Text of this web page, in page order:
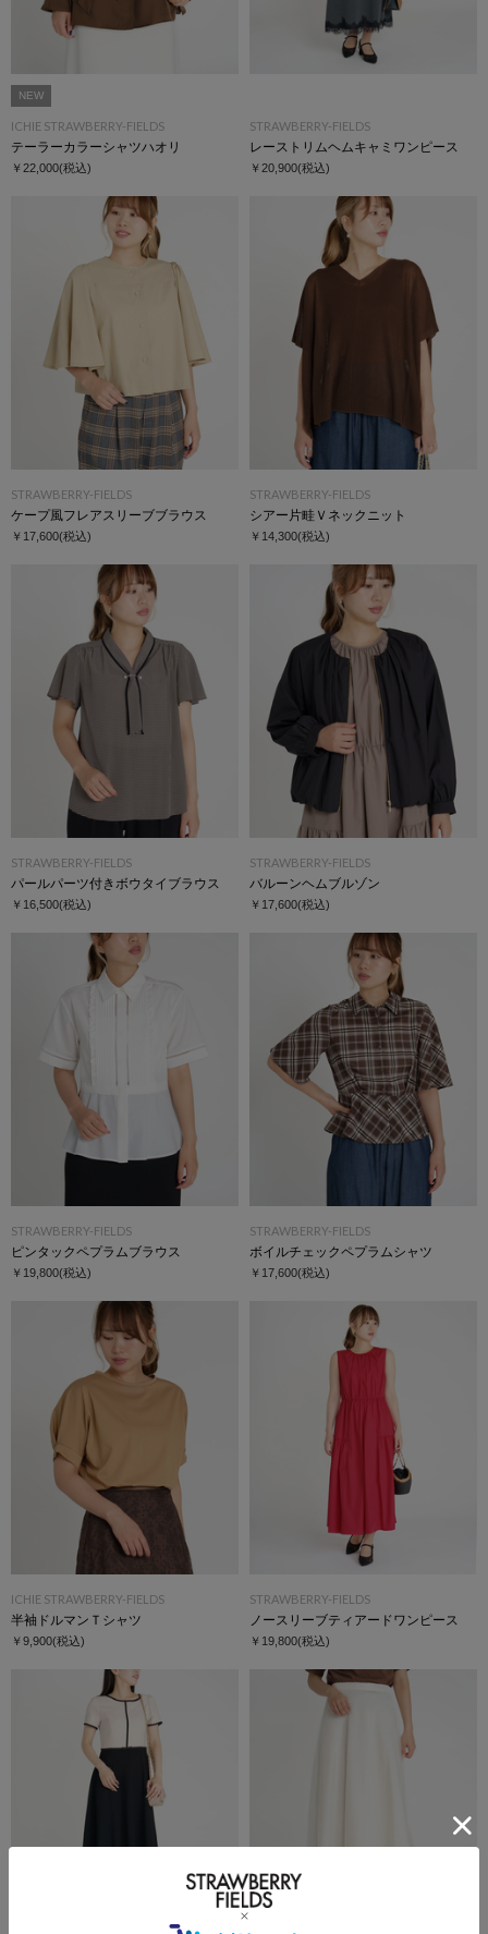
NEW
ICHIE STRAWBERRY-FIELDS
テーラーカラーシャツハオリ
￥22,000(税込)
STRAWBERRY-FIELDS
レーストリムヘムキャミワンピース
￥20,900(税込)
STRAWBERRY-FIELDS
ケープ風フレアスリーブブラウス
￥17,600(税込)
STRAWBERRY-FIELDS
シアー片畦Ｖネックニット
￥14,300(税込)
STRAWBERRY-FIELDS
パールパーツ付きボウタイブラウス
￥16,500(税込)
STRAWBERRY-FIELDS
バルーンヘムブルゾン
￥17,600(税込)
STRAWBERRY-FIELDS
ピンタックペプラムブラウス
￥19,800(税込)
STRAWBERRY-FIELDS
ボイルチェックペプラムシャツ
￥17,600(税込)
ICHIE STRAWBERRY-FIELDS
半袖ドルマンＴシャツ
￥9,900(税込)
STRAWBERRY-FIELDS
ノースリーブティアードワンピース
￥19,800(税込)